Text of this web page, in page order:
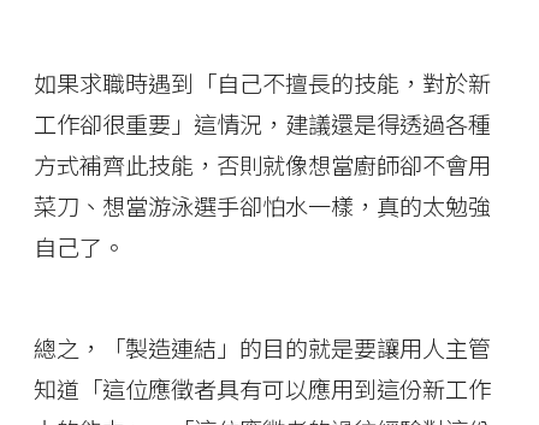
如果求職時遇到「自己不擅長的技能，對於新
工作卻很重要」這情況，建議還是得透過各種
方式補齊此技能，否則就像想當廚師卻不會用
菜刀、想當游泳選手卻怕水一樣，真的太勉強
自己了。
總之，「製造連結」的目的就是要讓用人主管
知道「這位應徵者具有可以應用到這份新工作